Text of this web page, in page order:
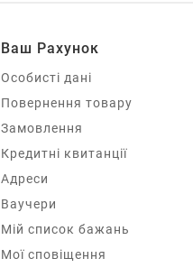
Ваш Рахунок
Особисті дані
Повернення товару
Замовлення
Кредитні квитанції
Адреси
Ваучери
Мій список бажань
Мої сповіщення